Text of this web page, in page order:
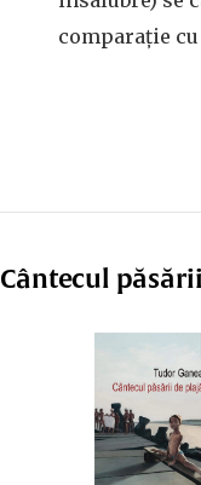
comparație
Cântecul